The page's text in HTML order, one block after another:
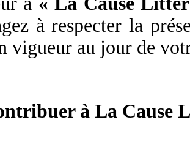
à respecter la
vigueur au jour de
à La Cause